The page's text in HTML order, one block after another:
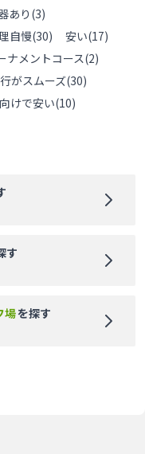
あり (3)
自慢(30) 安い(17)
ナメントコース(2)
がスムーズ(30)
けで安い(10)
す
場を探す